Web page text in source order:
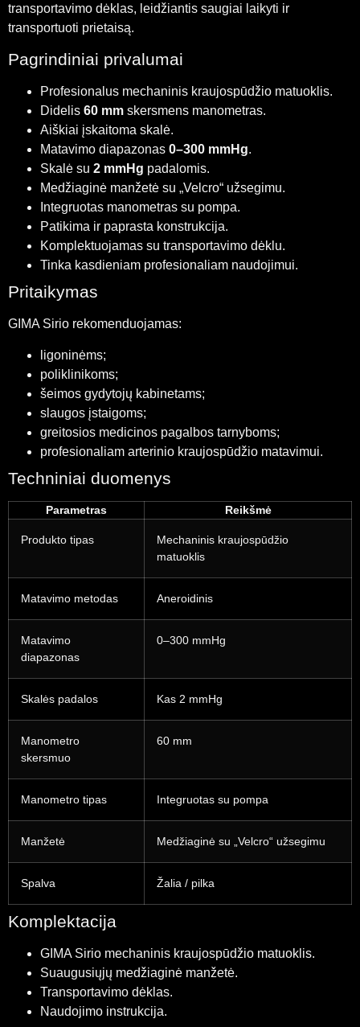
transportavimo dėklas, leidžiantis saugiai laikyti ir
transportuoti prietaisą.
Pagrindiniai privalumai
Profesionalus mechaninis kraujospūdžio matuoklis.
Didelis 60 mm skersmens manometras.
Aiškiai įskaitoma skalė.
Matavimo diapazonas 0–300 mmHg.
Skalė su 2 mmHg padalomis.
Medžiaginė manžetė su „Velcro“ užsegimu.
Integruotas manometras su pompa.
Patikima ir paprasta konstrukcija.
Komplektuojamas su transportavimo dėklu.
Tinka kasdieniam profesionaliam naudojimui.
Pritaikymas
GIMA Sirio rekomenduojamas:
ligoninėms;
poliklinikoms;
šeimos gydytojų kabinetams;
slaugos įstaigoms;
greitosios medicinos pagalbos tarnyboms;
profesionaliam arterinio kraujospūdžio matavimui.
Techniniai duomenys
Parametras Reikšmė
Produkto tipas
Mechaninis kraujospūdžio
matuoklis
Matavimo metodas Aneroidinis
Matavimo
diapazonas
0–300 mmHg
Skalės padalos Kas 2 mmHg
Manometro
skersmuo
60 mm
Manometro tipas Integruotas su pompa
Manžetė Medžiaginė su „Velcro“ užsegimu
Spalva Žalia / pilka
Komplektacija
GIMA Sirio mechaninis kraujospūdžio matuoklis.
Suaugusiųjų medžiaginė manžetė.
Transportavimo dėklas.
Naudojimo instrukcija.